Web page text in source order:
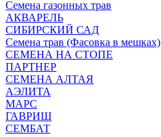
Семена газонных трав
АКВАРЕЛЬ
СИБИРСКИЙ САД
Семена трав (Фасовка в мешках)
СЕМЕНА НА СТОПЕ
ПАРТНЕР
СЕМЕНА АЛТАЯ
АЭЛИТА
МАРС
ГАВРИШ
СЕМБАТ